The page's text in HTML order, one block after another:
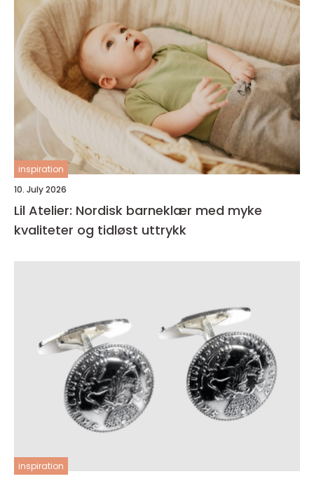
inspiration
10. July 2026
Lil Atelier: Nordisk barneklær med myke
kvaliteter og tidløst uttrykk
inspiration